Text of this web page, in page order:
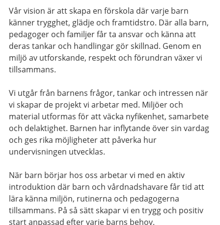
Vår vision är att skapa en förskola där varje barn
känner trygghet, glädje och framtidstro. Där alla barn,
pedagoger och familjer får ta ansvar och känna att
deras tankar och handlingar gör skillnad. Genom en
miljö av utforskande, respekt och förundran växer vi
tillsammans.
Vi utgår från barnens frågor, tankar och intressen när
vi skapar de projekt vi arbetar med. Miljöer och
material utformas för att väcka nyfikenhet, samarbete
och delaktighet. Barnen har inflytande över sin vardag
och ges rika möjligheter att påverka hur
undervisningen utvecklas.
När barn börjar hos oss arbetar vi med en aktiv
introduktion där barn och vårdnadshavare får tid att
lära känna miljön, rutinerna och pedagogerna
tillsammans. På så sätt skapar vi en trygg och positiv
start anpassad efter varje barns behov.